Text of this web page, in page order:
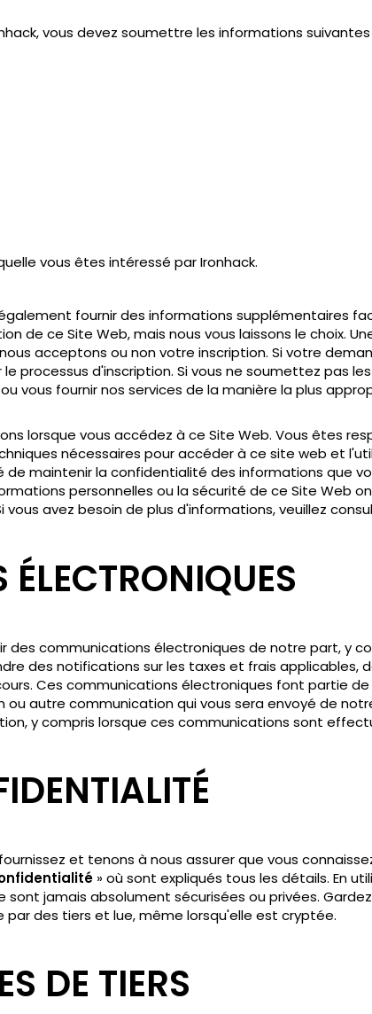
vous devez soumettre les informations
vous êtes intéressé par Ironhack.
fournir des informations supplémentaires
de ce Site Web, mais nous vous laissons le choix.
acceptons ou non votre inscription. Si votre
processus d'inscription. Si vous ne soumettez pas
vous fournir nos services de la manière la plus
lorsque vous accédez à ce Site Web. Vous êtes
nécessaires pour accéder à ce site web et
maintenir la confidentialité des informations que
personnelles ou la sécurité de ce Site Web
avez besoin de plus d'informations, veuillez
des communications électroniques de notre part, y
des notifications sur les taxes et frais applicables,
Ces communications électroniques font partie
autre communication qui vous sera envoyé de
y compris lorsque ces communications sont
et tenons à nous assurer que vous
» où sont expliqués tous les détails. En
sont jamais absolument sécurisées ou privées.
des tiers et lue, même lorsqu'elle est cryptée.
DE TIERS